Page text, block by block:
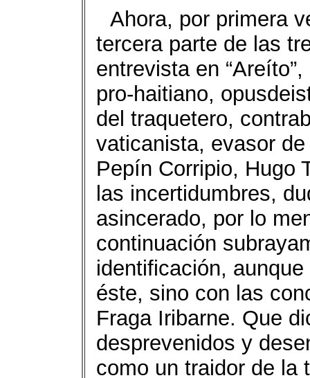
Ahora, por primera
tercera parte de las
entrevista en
pro-haitiano,
del traquetero,
vaticanista, evasor
Pepín Corripio, Hugo
las incertidumbres,
asincerado, por lo
continuación
identificación,
éste, sino con las
Fraga Iribarne. Que
desprevenidos y
como un traidor de la